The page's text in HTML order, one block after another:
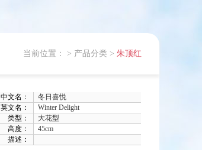
当前位置： > 产品分类 > 朱顶红
中文名：
冬日喜悦
英文名：
Winter Delight
类型：
大花型
高度：
45cm
描述：